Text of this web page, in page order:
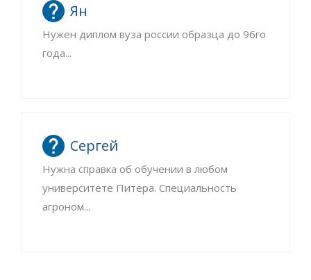
Ян
Нужен диплом вуза россии образца до 96го
года...
Сергей
Нужна справка об обучении в любом
университете Питера. Специальность
агроном...